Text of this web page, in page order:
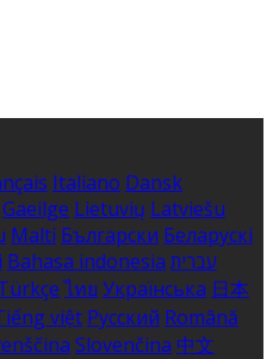
Italiano Dansk
Gaeilge Lietuvių Latviešu
Malti Български Беларускі
Bahasa indonesia עברית
ไทย Українська 日本
việt Русский Română
Slovenčina 中文